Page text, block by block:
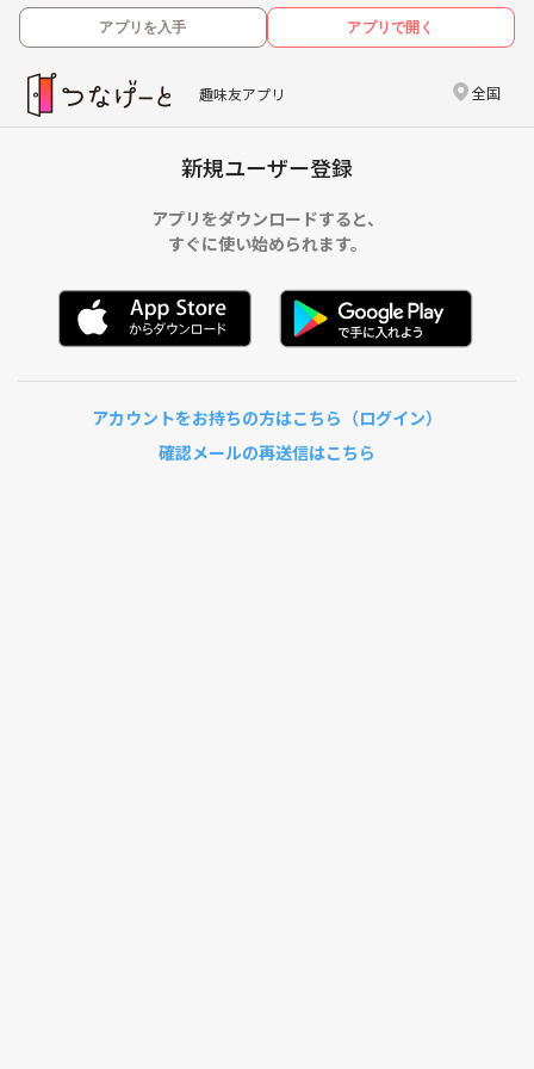
アプリを入手 アプリで開く
趣味友アプリ 全国
新規ユーザー登録
アプリをダウンロードすると、
すぐに使い始められます。
アカウントをお持ちの方はこちら（ログイン）
確認メールの再送信はこちら